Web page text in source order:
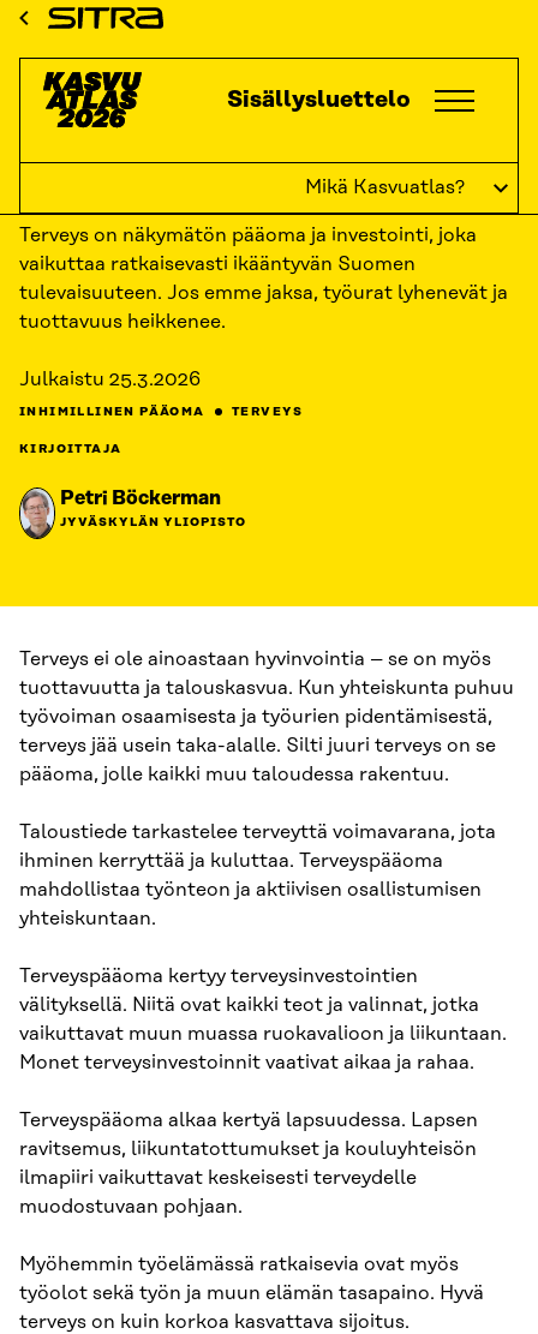
Siirry
sisältöön
Sitra
Kasvuatlas
Mikä Kasvuatlas?
Sisällysluettelo
ETUSIVU KASVUATLAS
Terve kestää ja tienaa
Terveys on näkymätön pääoma ja investointi, joka
vaikuttaa ratkaisevasti ikääntyvän Suomen
tulevaisuuteen. Jos emme jaksa, työurat lyhenevät ja
tuottavuus heikkenee.
Julkaistu 25.3.2026
INHIMILLINEN PÄÄOMA TERVEYS
KIRJOITTAJA
Petri Böckerman
JYVÄSKYLÄN YLIOPISTO
Terveys ei ole ainoastaan hyvinvointia – se on myös
tuottavuutta ja talouskasvua. Kun yhteiskunta puhuu
työvoiman osaamisesta ja työurien pidentämisestä,
terveys jää usein taka-alalle. Silti juuri terveys on se
pääoma, jolle kaikki muu taloudessa rakentuu.
Taloustiede tarkastelee terveyttä voimavarana, jota
ihminen kerryttää ja kuluttaa. Terveyspääoma
mahdollistaa työnteon ja aktiivisen osallistumisen
yhteiskuntaan.
Terveyspääoma kertyy terveysinvestointien
välityksellä. Niitä ovat kaikki teot ja valinnat, jotka
vaikuttavat muun muassa ruokavalioon ja liikuntaan.
Monet terveysinvestoinnit vaativat aikaa ja rahaa.
Terveyspääoma alkaa kertyä lapsuudessa. Lapsen
ravitsemus, liikuntatottumukset ja kouluyhteisön
ilmapiiri vaikuttavat keskeisesti terveydelle
muodostuvaan pohjaan.
Myöhemmin työelämässä ratkaisevia ovat myös
työolot sekä työn ja muun elämän tasapaino. Hyvä
terveys on kuin korkoa kasvattava sijoitus.